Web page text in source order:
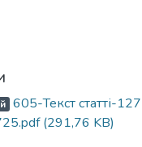
605-Текст статті-
(291,76 KB)